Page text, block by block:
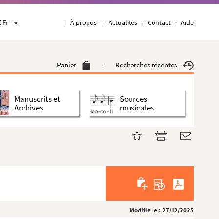
À propos Actualités Contact Aide
Panier Recherches récentes
Manuscrits et
Archives
Sources
musicales
Modifié le : 27/12/2025